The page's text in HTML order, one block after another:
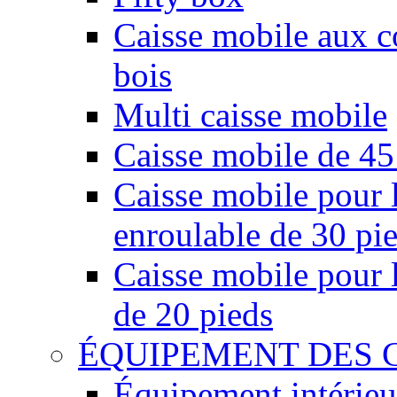
Caisse mobile aux
bois
Multi caisse mobile
Caisse mobile de
Caisse mobile
enroulable de 30
Caisse mobile pour
de 20 pieds
ÉQUIPEMENT DES